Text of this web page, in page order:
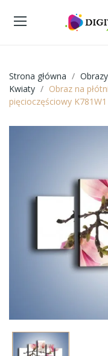
Strona główna
Kwiaty
Obraz na
pięcioczęściowy K781W1